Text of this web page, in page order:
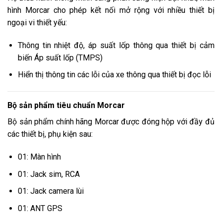
hình Morcar cho phép kết nối mở rộng với nhiều thiết bị
ngoại vi thiết yếu:
Thông tin nhiệt độ, áp suất lốp thông qua thiết bị cảm
biến Áp suất lốp (TMPS)
Hiển thị thông tin các lỗi của xe thông qua thiết bị đọc lỗi
Bộ sản phẩm tiêu chuẩn Morcar
Bộ sản phẩm chính hãng Morcar được đóng hộp với đầy đủ
các thiết bị, phụ kiện sau:
01: Màn hình
01: Jack sim, RCA
01: Jack camera lùi
01: ANT GPS